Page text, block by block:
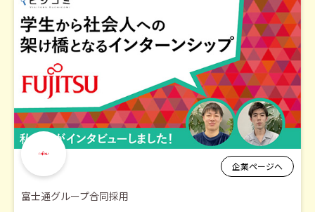
企業ページへ
富士通グループ合同採用